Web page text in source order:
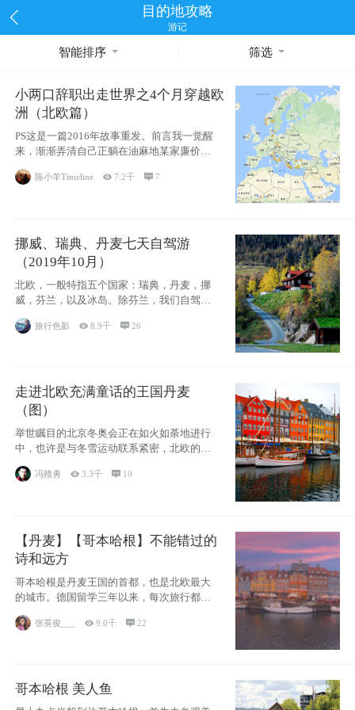
目的地攻略
游记
智能排序 筛选
小两口辞职出走世界之4个月穿越欧
洲（北欧篇）
PS这是一篇2016年故事重发。前言我一觉醒
来，渐渐弄清自己正躺在油麻地某家廉价宾
馆
陈小羊Timeline 7.2千 7
挪威、瑞典、丹麦七天自驾游
（2019年10月）
北欧，一般特指五个国家：瑞典，丹麦，挪
威，芬兰，以及冰岛。除芬兰，我们自驾游
旅行色影 8.9千 26
走进北欧充满童话的王国丹麦
（图）
举世瞩目的北京冬奥会正在如火如荼地进行
中，也许是与冬雪运动联系紧密，北欧的一
些国家因
冯赣勇 3.3千  10
【丹麦】【哥本哈根】不能错过的
诗和远方
哥本哈根是丹麦王国的首都，也是北欧最大
的城市。德国留学三年以来，每次旅行都是
张英俊___ 9.0千 22
哥本哈根 美人鱼